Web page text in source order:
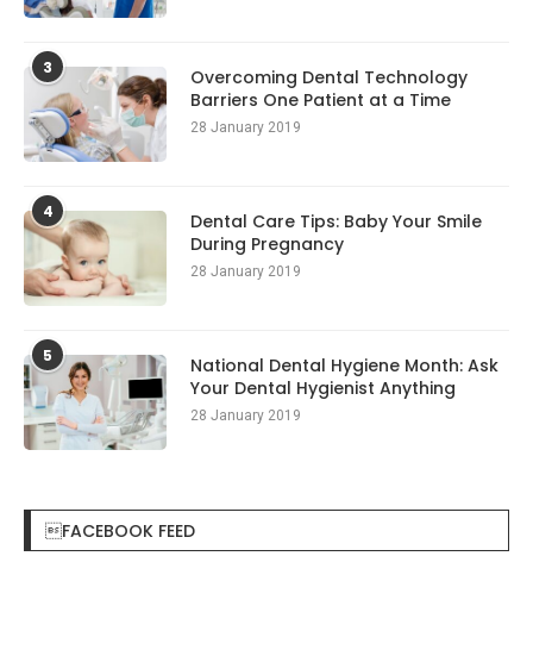
3
Overcoming Dental Technology
Barriers One Patient at a Time
28 January 2019
4
Dental Care Tips: Baby Your Smile
During Pregnancy
28 January 2019
5
National Dental Hygiene Month: Ask
Your Dental Hygienist Anything
28 January 2019
FACEBOOK FEED